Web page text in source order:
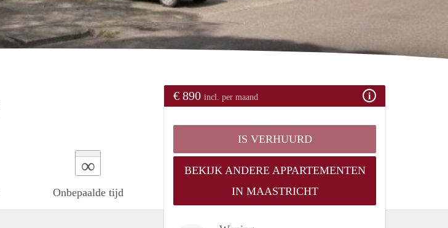
∞
Onbepaalde tijd
€ 890 incl. per maand
IS VERHUURD
BEKIJK ANDERE APPARTEMENTEN
IN MAASTRICHT